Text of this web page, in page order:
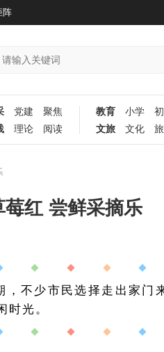
阵
党建
聚焦
理论 阅读
教育 小学
文旅
文化
莓红 尝鲜采摘乐
不少市民选择走出家门
时光。